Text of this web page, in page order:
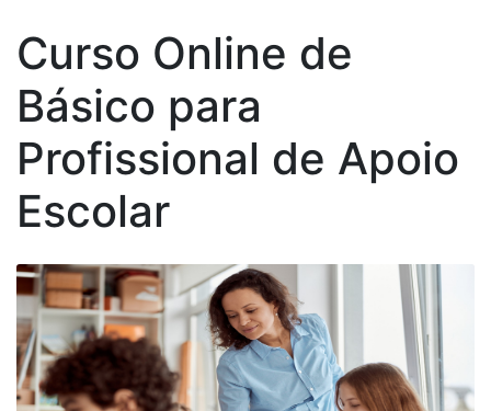
Curso Online de
Básico para
Profissional de Apoio
Escolar